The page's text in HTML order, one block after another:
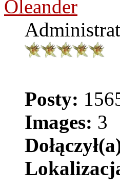
Oleander
Posty:
Images: 3